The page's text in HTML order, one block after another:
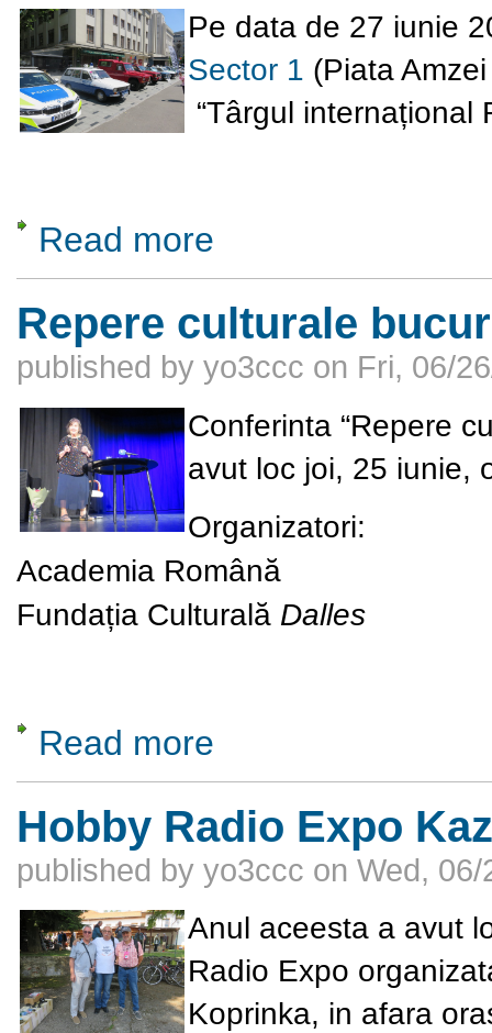
Pe data de 27 iunie
Sector 1 (Piata
“Târgul internațional
Read more
Repere culturale
published by yo3ccc on Fri, 06/
Conferinta “Repere
avut loc joi, 25 iunie,
Organizatori:
Academia Română
Fundația Culturală Dalles
Read more
Hobby Radio Expo
published by yo3ccc on Wed,
Anul aceesta a avut
Radio Expo
Koprinka, in afara